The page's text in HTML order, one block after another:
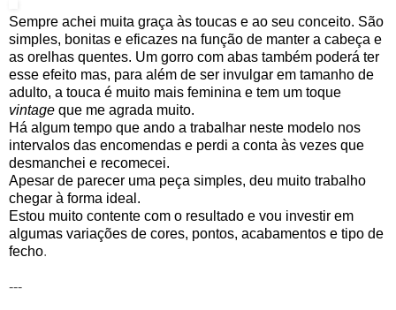
Sempre achei muita graça às toucas e ao seu conceito. São
simples, bonitas e eficazes na função de manter a cabeça e
as orelhas quentes. Um gorro com abas também poderá ter
esse efeito mas, para além de ser invulgar em tamanho de
adulto, a touca é muito mais feminina e tem um toque
vintage que me agrada muito.
Há algum tempo que ando a trabalhar neste modelo nos
intervalos das encomendas e perdi a conta às vezes que
desmanchei e recomecei.
Apesar de parecer uma peça simples, deu muito trabalho
chegar à forma ideal.
Estou muito contente com o resultado e vou investir em
algumas variações de cores, pontos, acabamentos e tipo de
fecho.
---